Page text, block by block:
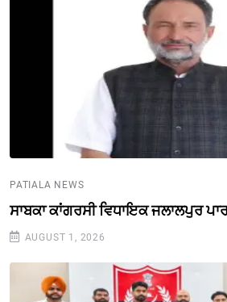
PATIALA NEWS
ਸਾਬਕਾ ਕਾਂਗਰਸੀ ਵਿਧਾਇਕ ਜਲਾਲਪੁਰ
AUGUST 1, 2026